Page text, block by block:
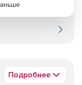
Подробнее